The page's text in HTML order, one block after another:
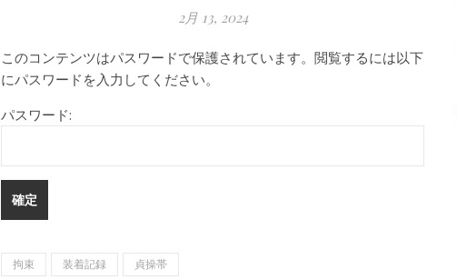
2月 13, 2024
このコンテンツはパスワードで保護されています。閲覧するには以下
にパスワードを入力してください。
パスワード:
拘束 装着記録 貞操帯